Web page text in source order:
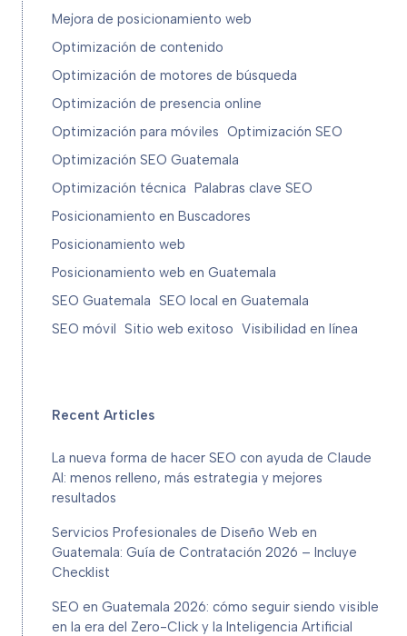
Mejora de posicionamiento web
Optimización de contenido
Optimización de motores de búsqueda
Optimización de presencia online
Optimización para móviles Optimización SEO
Optimización SEO Guatemala
Optimización técnica Palabras clave SEO
Posicionamiento en Buscadores
Posicionamiento web
Posicionamiento web en Guatemala
SEO Guatemala SEO local en Guatemala
SEO móvil Sitio web exitoso Visibilidad en línea
Recent Articles
La nueva forma de hacer SEO con ayuda de Claude
AI: menos relleno, más estrategia y mejores
resultados
Servicios Profesionales de Diseño Web en
Guatemala: Guía de Contratación 2026 – Incluye
Checklist
SEO en Guatemala 2026: cómo seguir siendo visible
en la era del Zero-Click y la Inteligencia Artificial